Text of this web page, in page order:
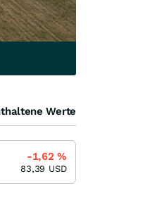
Werte
-1,62%
83,39 USD